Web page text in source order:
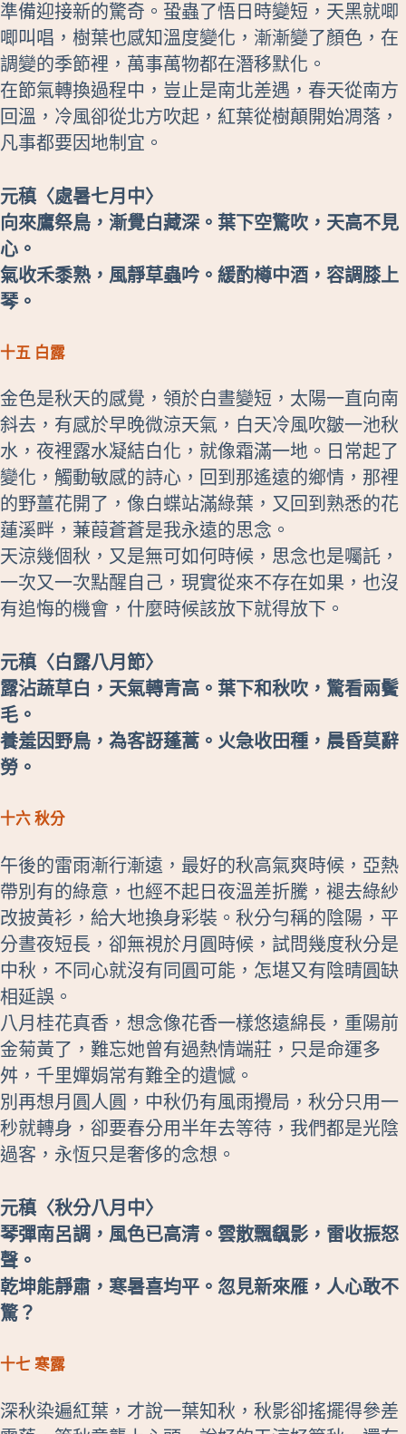
準備迎接新的驚奇。蛩蟲了悟日時變短，天黑就唧
唧叫唱，樹葉也感知溫度變化，漸漸變了顏色，在
調變的季節裡，萬事萬物都在潛移默化。
在節氣轉換過程中，豈止是南北差遇，春天從南方
回溫，冷風卻從北方吹起，紅葉從樹顛開始凋落，
凡事都要因地制宜。
元稹〈處暑七月中〉
向來鷹祭鳥，漸覺白藏深。葉下空驚吹，天高不見
心。
氣收禾黍熟，風靜草蟲吟。緩酌樽中酒，容調膝上
琴。
十五 白露
金色是秋天的感覺，領於白晝變短，太陽一直向南
斜去，有感於早晚微涼天氣，白天冷風吹皺一池秋
水，夜裡露水凝結白化，就像霜滿一地。日常起了
變化，觸動敏感的詩心，回到那遙遠的鄉情，那裡
的野薑花開了，像白蝶站滿綠葉，又回到熟悉的花
蓮溪畔，蒹葭蒼蒼是我永遠的思念。
天涼幾個秋，又是無可如何時候，思念也是囑託，
一次又一次點醒自己，現實從來不存在如果，也沒
有追悔的機會，什麼時候該放下就得放下。
元稹〈白露八月節〉
露沾蔬草白，天氣轉青高。葉下和秋吹，驚看兩鬢
毛。
養羞因野鳥，為客訝蓬蒿。火急收田種，晨昏莫辭
勞。
十六 秋分
午後的雷雨漸行漸遠，最好的秋高氣爽時候，亞熱
帶別有的綠意，也經不起日夜溫差折騰，褪去綠紗
改披黃衫，給大地換身彩裝。秋分勻稱的陰陽，平
分晝夜短長，卻無視於月圓時候，試問幾度秋分是
中秋，不同心就沒有同圓可能，怎堪又有陰晴圓缺
相延誤。
八月桂花真香，想念像花香一樣悠遠綿長，重陽前
金菊黃了，難忘她曾有過熱情端莊，只是命運多
舛，千里嬋娟常有難全的遺憾。
別再想月圓人圓，中秋仍有風雨攪局，秋分只用一
秒就轉身，卻要春分用半年去等待，我們都是光陰
過客，永恆只是奢侈的念想。
元稹〈秋分八月中〉
琴彈南呂調，風色已高清。雲散飄颻影，雷收振怒
聲。
乾坤能靜肅，寒暑喜均平。忽見新來雁，人心敢不
驚？
十七 寒露
深秋染遍紅葉，才說一葉知秋，秋影卻搖擺得參差